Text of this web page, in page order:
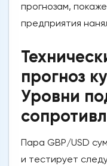
прогнозам,
предприятия
прогноз
Уровни
Пара GBP/USD
и тестирует